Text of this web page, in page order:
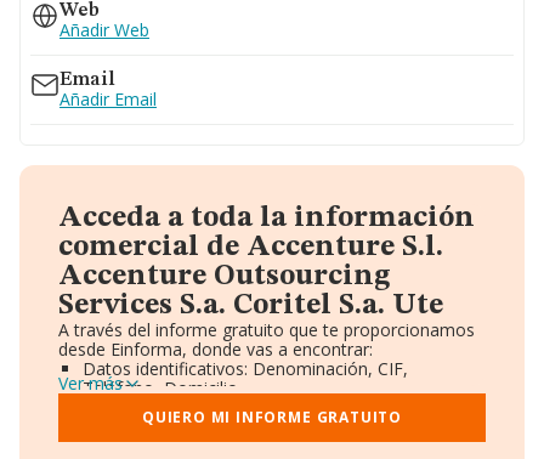
Web
Añadir Web
Email
Añadir Email
Acceda a toda la información
comercial de Accenture S.l.
Accenture Outsourcing
Services S.a. Coritel S.a. Ute
A través del informe gratuito que te proporcionamos
desde Einforma, donde vas a encontrar:
Datos identificativos: Denominación, CIF,
Teléfono, Domicilio.
Informe Mercantil Completo (BORME).
Gráficos de Evolución Ventas y Empleados.
Consejo de Administración y Administradores.
Ver más
QUIERO MI INFORME GRATUITO